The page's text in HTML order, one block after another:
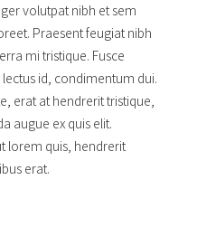
volutpat nibh et sem
Praesent feugiat nibh
mi tristique. Fusce
id, condimentum dui.
erat at hendrerit tristique,
augue ex quis elit.
lorem quis, hendrerit
erat.